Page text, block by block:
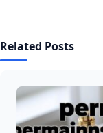
Related Posts